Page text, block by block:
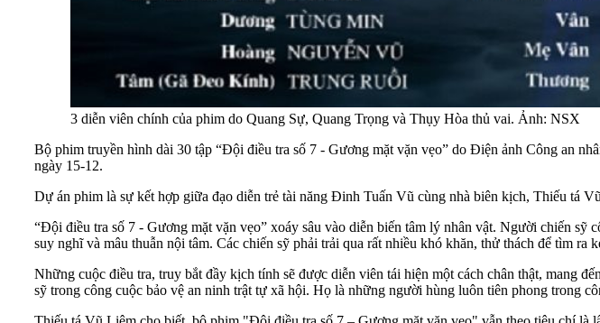
3 diễn viên chính của phim do Quang Sự, Quang Trọng và Thụy Hòa thủ vai. Ảnh: NSX
Bộ phim truyền hình dài 30 tập “Đội điều tra số 7 - Gương mặt vặn vẹo” do Điện ảnh Công an
ngày 15-12.
Dự án phim là sự kết hợp giữa đạo diễn trẻ tài năng Đinh Tuấn Vũ cùng nhà biên kịch, Thiếu tá
“Đội điều tra số 7 - Gương mặt vặn vẹo” xoáy sâu vào diễn biến tâm lý nhân vật. Người chiến sỹ
suy nghĩ và mâu thuẫn nội tâm. Các chiến sỹ phải trải qua rất nhiều khó khăn, thử thách để tìm ra
Những cuộc điều tra, truy bắt đầy kịch tính sẽ được diễn viên tái hiện một cách chân thật, mang
sỹ trong công cuộc bảo vệ an ninh trật tự xã hội. Họ là những người hùng luôn tiên phong trong